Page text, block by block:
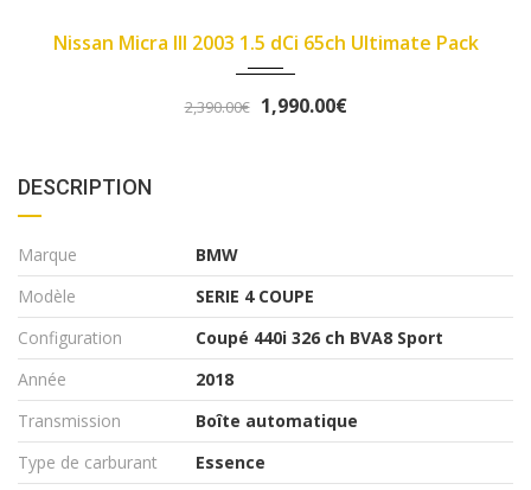
Fiat Panda II 2007 1.1 8v 54ch Dynamic
3,490.00€ 3,290.00€
DESCRIPTION
Marque
BMW
Modèle
SERIE 4 COUPE
Configuration
Coupé 440i 326 ch BVA8 Sport
Année
2018
Transmission
Boîte automatique
Type de carburant
Essence